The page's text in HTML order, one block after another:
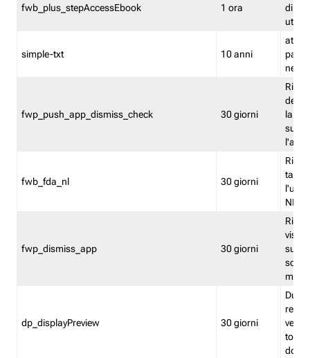
fwb_plus_stepAccessEbook 1 ora
di un
simple-txt 10 anni
attiva
fwp_push_app_dismiss_check 30 giorni
la
fwb_fda_nl 30 giorni
NL
fwp_dismiss_app 30 giorni
visto
dp_displayPreview 30 giorni
torna
dopo